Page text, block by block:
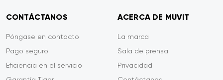
CONTÁCTANOS
Póngase en contacto
Pago seguro
Eficiencia en el servicio
ACERCA DE MUVIT
La marca
Sala de prensa
Privacidad